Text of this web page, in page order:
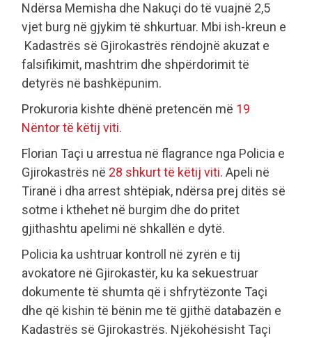
Ndërsa Memisha dhe Nakuçi do të vuajnë 2,5
vjet burg në gjykim të shkurtuar. Mbi ish-kreun e
Kadastrës së Gjirokastrës rëndojnë akuzat e
falsifikimit, mashtrim dhe shpërdorimit të
detyrës në bashkëpunim.
Prokuroria kishte dhënë pretencën më 19
Nëntor të këtij viti.
Florian Taçi u arrestua në flagrance nga Policia e
Gjirokastrës në 28 shkurt të këtij viti. Apeli në
Tiranë i dha arrest shtëpiak, ndërsa prej ditës së
sotme i kthehet në burgim dhe do pritet
gjithashtu apelimi në shkallën e dytë.
Policia ka ushtruar kontroll në zyrën e tij
avokatore në Gjirokastër, ku ka sekuestruar
dokumente të shumta që i shfrytëzonte Taçi
dhe që kishin të bënin me të gjithë databazën e
Kadastrës së Gjirokastrës. Njëkohësisht Taçi